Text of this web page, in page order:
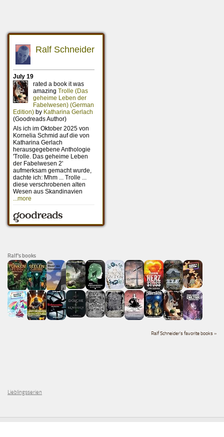
Ralf's books
Ralf Schneider's favorite books »
Lieblingsserien